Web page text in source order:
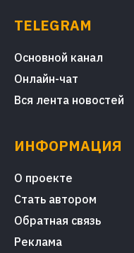
TELEGRAM
Основной канал
Онлайн-чат
Вся лента новостей
ИНФОРМАЦИЯ
О проекте
Стать автором
Обратная связь
Реклама